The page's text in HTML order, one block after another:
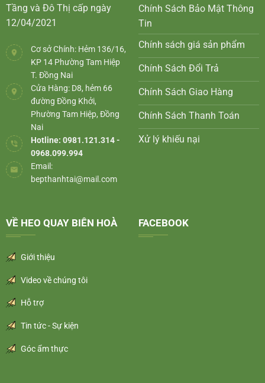
Tầng và Đô Thị cấp ngày
12/04/2021
Cơ sở Chính: Hẻm 136/16,
KP 14 Phường Tam Hiệp
T. Đồng Nai
Cửa Hàng: D8, hẻm 66
đường Đồng Khởi,
Phường Tam Hiệp, Đồng
Nai
Hotline: 0981.121.314 -
0968.099.994
Email:
bepthanhtai@mail.com
Chính Sách Bảo Mật Thông
Tin
Chính sách giá sản phẩm
Chính Sách Đổi Trả
Chính Sách Giao Hàng
Chính Sách Thanh Toán
Xử lý khiếu nại
VỀ HEO QUAY BIÊN HOÀ
Giới thiệu
Video về chúng tôi
Hỗ trợ
Tin tức - Sự kiện
Góc ẩm thực
FACEBOOK